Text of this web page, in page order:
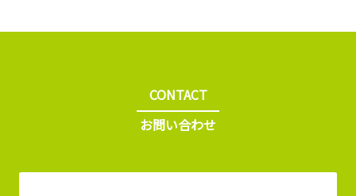
CONTACT
お問い合わせ